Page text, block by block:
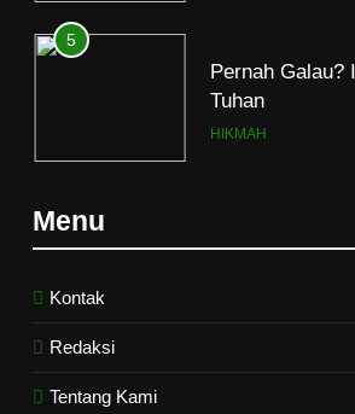
5
Pernah Galau?
Tuhan
HIKMAH
7
Menu
Kontak
Redaksi
Tentang Kami